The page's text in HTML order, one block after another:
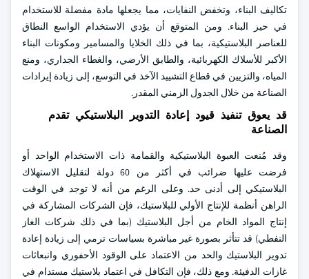
تكاليف البناء، وتخفض النفايات، مما يجعلها مادة مفضلة للاستخدام
في حيز البناء. ومن المتوقع أن يؤدي الاستخدام الواسع النطاق
للعناصر البلاستيكية، بما في ذلك الخلايا والمسامير ومكونات البناء
الأكبر للأسلاك الكهربائية، والطابق الأرضي، والغطاء الجداري، ومنع
المياه، والتزيين في قطاع التشييد الآخذ في التوسع، إلى زيادة إيرادات
الصناعة من خلال الجدول الزمني المقدر.
قد يعوق تنفيذ قيود إعادة التدوير البلاستيكي تقدم
الصناعة
وقد مُنعت العبوة البلاستيكية والقمامة ذات الاستخدام الواحد أو
فرضت عليها ضرائب في أكثر من 60 دولة لتقليل الاستهلاك
البلاستيكي إلى أدنى حد. وعلى الرغم من أنه لا توجد في الوقت
الراهن أنظمة للإنتاج الأولي للبلاستيك، فإن الشركات المشاركة في
إنتاج المواد الخام من أجل البلاستيك (بما في ذلك شركات الغاز
النفطي) قد تتأثر بصورة غير مباشرة بسياسات ترمي إلى زيادة إعادة
تدوير البلاستيك والحد من الاعتماد على الوقود الأحفوري وانبعاثات
غازات الدفيئة. ومع ذلك، فإن التكافل في اعتماد بلاستيك مستدام في